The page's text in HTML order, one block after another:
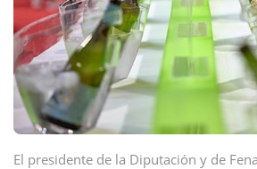
El presidente de la Diputación y de